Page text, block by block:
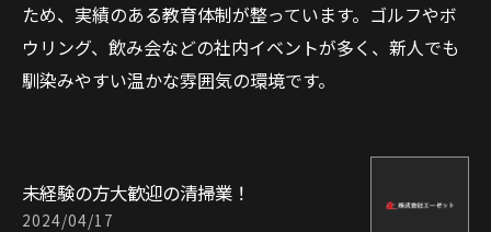
ため、実績のある教育体制が整っています。ゴルフやボ
ウリング、飲み会などの社内イベントが多く、新人でも
馴染みやすい温かな雰囲気の環境です。
未経験の方大歓迎の清掃業！
2024/04/17